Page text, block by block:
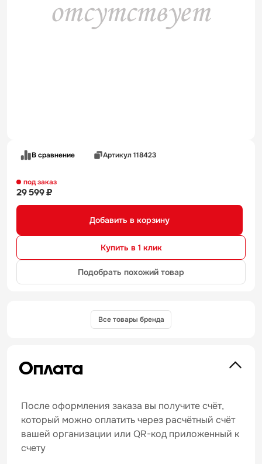
В сравнение Артикул 118423
под заказ
29 599 ₽
Добавить в корзину
Купить в 1 клик
Подобрать похожий товар
Все товары бренда
Оплата
После оформления заказа вы получите счёт,
который можно оплатить через расчётный счёт
вашей организации или QR-код приложенный к
счету